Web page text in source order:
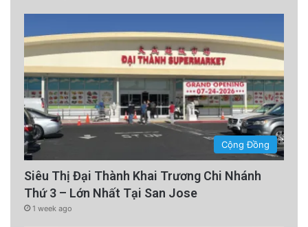
Cộng Đồng
Siêu Thị Đại Thành Khai Trương Chi Nhánh
Thứ 3 – Lớn Nhất Tại San Jose
1 week ago